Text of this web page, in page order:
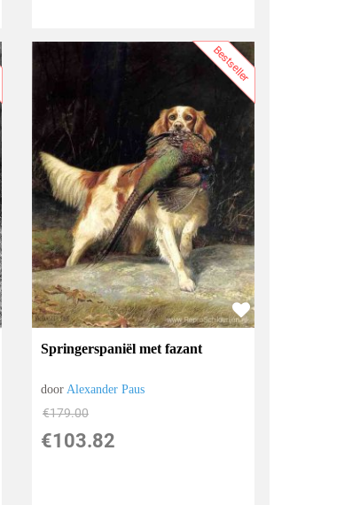
Bestseller
Springerspaniël met fazant
doorAlexander Paus
€179.00
€103.82